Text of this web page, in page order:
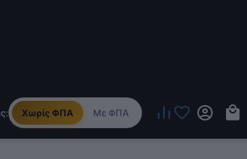
Χωρίς ΦΠΑ Με ΦΠΑ